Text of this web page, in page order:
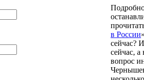
в России
сейчас?
сейчас, а
вопрос